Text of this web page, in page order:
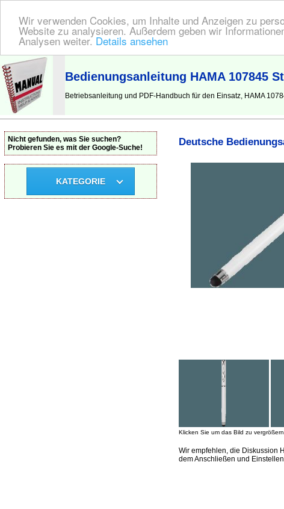
Wir verwenden Cookies, um Inhalte und Anzeigen zu
Website zu analysieren. Außerdem geben wir
Analysen weiter. Details ansehen
BEDIENUNGSANLEITUNG | Hier finden Sie die deutsche Anleitung!
Bedienungsanleitung HAMA 107845
Betriebsanleitung und PDF-Handbuch für den Einsatz, HAMA
Deutsche
Klicken Sie um das Bild zu vergrößern
Wir empfehlen, die Diskussion
dem Anschließen und
Nicht gefunden, was Sie suchen?
Probieren Sie es mit der Google-Suche!
KATEGORIE